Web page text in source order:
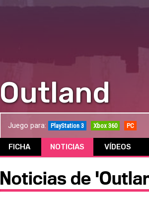
Outland
Juego para: PlayStation 3 Xbox 360 PC
FICHA NOTICIAS VÍDEOS
Noticias de